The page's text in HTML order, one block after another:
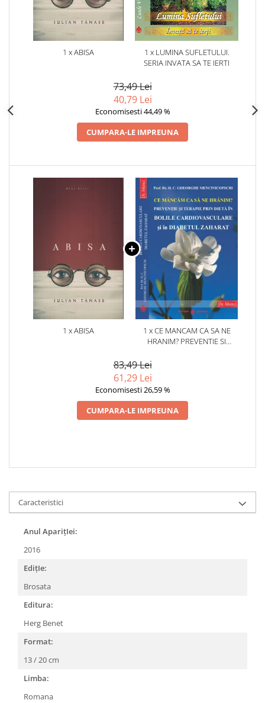
1 x ABISA
1 x LUMINA SUFLETULUI.
SERIA INVATA SA TE IERTI
73,49 Lei
40,79 Lei
Economisesti 44,49 %
CUMPARA-LE IMPREUNA
1 x ABISA
1 x CE MANCAM CA SA NE
HRANIM? PREVENTIE SI
CARDIOVASCULARE SI IN
83,49 Lei
61,29 Lei
Economisesti 26,59 %
CUMPARA-LE IMPREUNA
Caracteristici
Anul AparițIei:
2016
EdițIe:
Brosata
Editura:
Herg Benet
Format:
13 / 20 cm
Limba:
Romana